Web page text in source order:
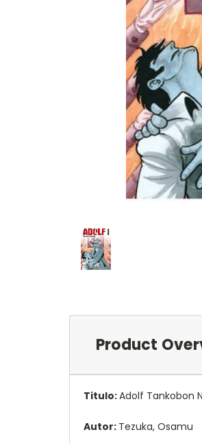
Product
Titulo:Adolf Tankobon
Autor: Tezuka, Osamu